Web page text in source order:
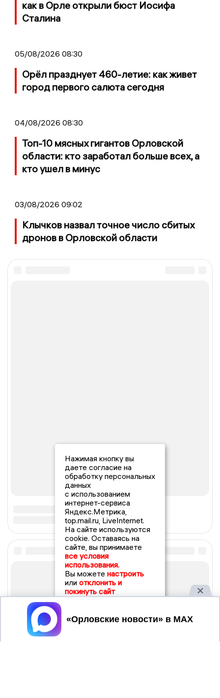
как в Орле открыли бюст Иосифа
Сталина
05/08/2026 08:30
Орёл празднует 460-летие: как живет
город первого салюта сегодня
04/08/2026 08:30
Топ-10 мясных гигантов Орловской
области: кто заработал больше всех, а
кто ушел в минус
03/08/2026 09:02
Клычков назвал точное число сбитых
дронов в Орловской области
Нажимая кнопку вы
даете согласие на
обработку персональных
данных
с использованием
интернет-сервиса
Яндекс.Метрика,
top.mail.ru, LiveInternet.
На сайте используются
cookie. Оставаясь на
сайте, вы принимаете
все условия
использования.
Вы можете настроить
или отклонить и
покинуть сайт
Принять